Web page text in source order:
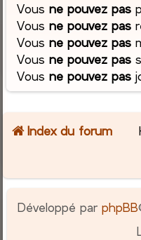
Vousne pouvez pas
Vousne pouvez pas
Vousne pouvez pas
Vousne pouvez pas
Vousne pouvez pas
Index du forum
Développé parphpBB